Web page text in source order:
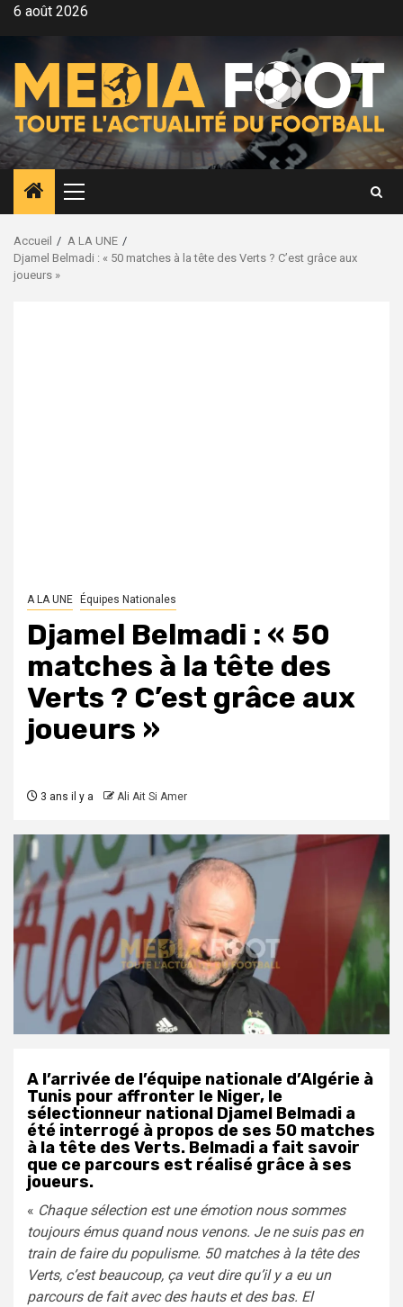
Aller6 août 2026
Menu
principal
Accueil
A LA UNE
Djamel Belmadi : « 50 matches à la tête des Verts ? C’est grâce aux
joueurs »
A LA UNE Équipes Nationales
Djamel Belmadi : « 50
matches à la tête des
Verts ? C’est grâce aux
joueurs »
3 ans il y a Ali Ait Si Amer
A l’arrivée de l’équipe nationale d’Algérie à
Tunis pour affronter le Niger, le
sélectionneur national Djamel Belmadi a
été interrogé à propos de ses 50 matches
à la tête des Verts. Belmadi a fait savoir
que ce parcours est réalisé grâce à ses
joueurs.
« Chaque sélection est une émotion nous sommes
toujours émus quand nous venons. Je ne suis pas en
train de faire du populisme. 50 matches à la tête des
Verts, c’est beaucoup, ça veut dire qu’il y a eu un
parcours de fait avec des hauts et des bas. El